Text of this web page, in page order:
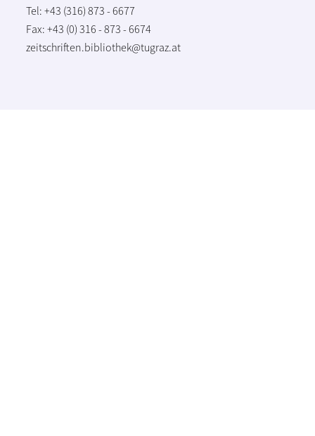
Tel: +43 (316) 873 - 6677
Fax: +43 (0) 316 - 873 - 6674
zeitschriften.bibliothek@tugraz.at